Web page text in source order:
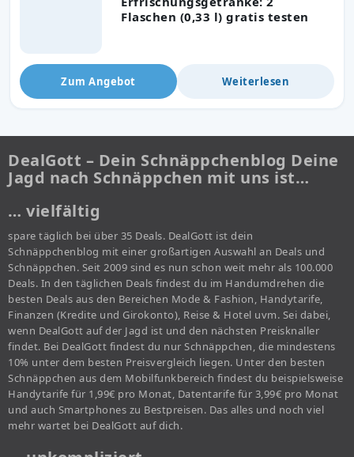
Flaschen (0,33 l) gratis testen
Zum Angebot Weiterlesen
DealGott – Dein Schnäppchenblog Deine
Jagd nach Schnäppchen mit uns ist…
… vielfältig
spare täglich bei über 35 Deals. DealGott ist dein
Schnäppchenblog mit einer großartigen Auswahl an Deals und
Schnäppchen. Seit 2009 sind es nun schon weit mehr als 100.000
Deals. In den täglichen Deals findest du im Handumdrehen die
besten Deals aus den Bereichen Mode & Fashion, Handytarife,
Finanzen (Kredite und Girokonto), Reise & Hotel uvm. Sei dabei,
wenn DealGott auf der Jagd ist und den nächsten Preisknaller
findet. Bei DealGott findest du nur Schnäppchen, die mindestens
10% unter dem besten Preisvergleich liegen. Unter den besten
Schnäppchen aus dem Mobilfunkbereich findest du beispielsweise
Handytarife für 1,99€ pro Monat, Datentarife für 3,99€ pro Monat
und auch Smartphones zu Bestpreisen. Das alles und noch viel
mehr wartet bei DealGott auf dich.